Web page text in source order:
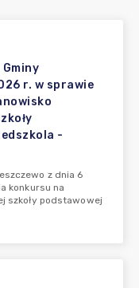
r. w sprawie
-
z dnia 6
konkursu na
szkoły podstawowej